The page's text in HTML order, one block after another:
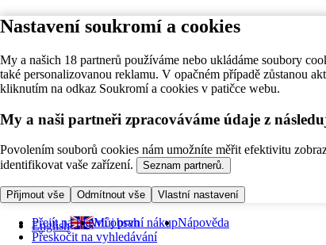
Nastavení soukromí a cookies
My a našich 18 partnerů používáme nebo ukládáme soubory
také personalizovanou reklamu. V opačném případě zůstanou
kliknutím na odkaz Soukromí a cookies v patičce webu.
My a naši partneři zpracováváme údaje z
Povolením souborů cookies nám umožníte měřit efektivitu
identifikovat vaše zařízení.
Seznam partnerů.
Přijmout vše Odmítnout vše Vlastní nastavení
Přejít na hlavní obsah
Přeskočit na vyhledávání
English Můj první nákupNápověda